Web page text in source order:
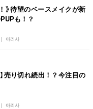
아리사
》待望のベースメイクが新
も！？
아리사
売り切れ続出！？今注目の